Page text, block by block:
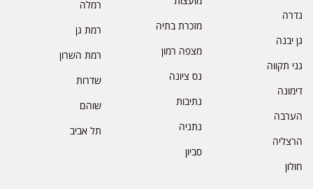
גדרה
גן יבנה
גני תקווה
דימונה
הערבה
הרצליה
חולון
מזכרת בתיה
מצפה רמון
נס ציונה
נתיבות
נתניה
סביון
רמלה
רמת גן
רמת השרון
שדרות
שוהם
תל אביב